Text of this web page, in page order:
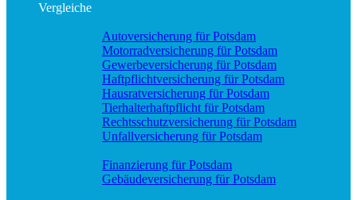
Vergleiche
Autoversicherung für Potsdam
Motorradversicherung für Potsdam
Gewerbeversicherung für Potsdam
Haftpflichtversicherung für Potsdam
Hausratversicherung für Potsdam
Tierhalterhaftpflicht für Potsdam
Rechtsschutzversicherung für Potsdam
Unfallversicherung für Potsdam
Finanzierung für Potsdam
Gebäudeversicherung für Potsdam